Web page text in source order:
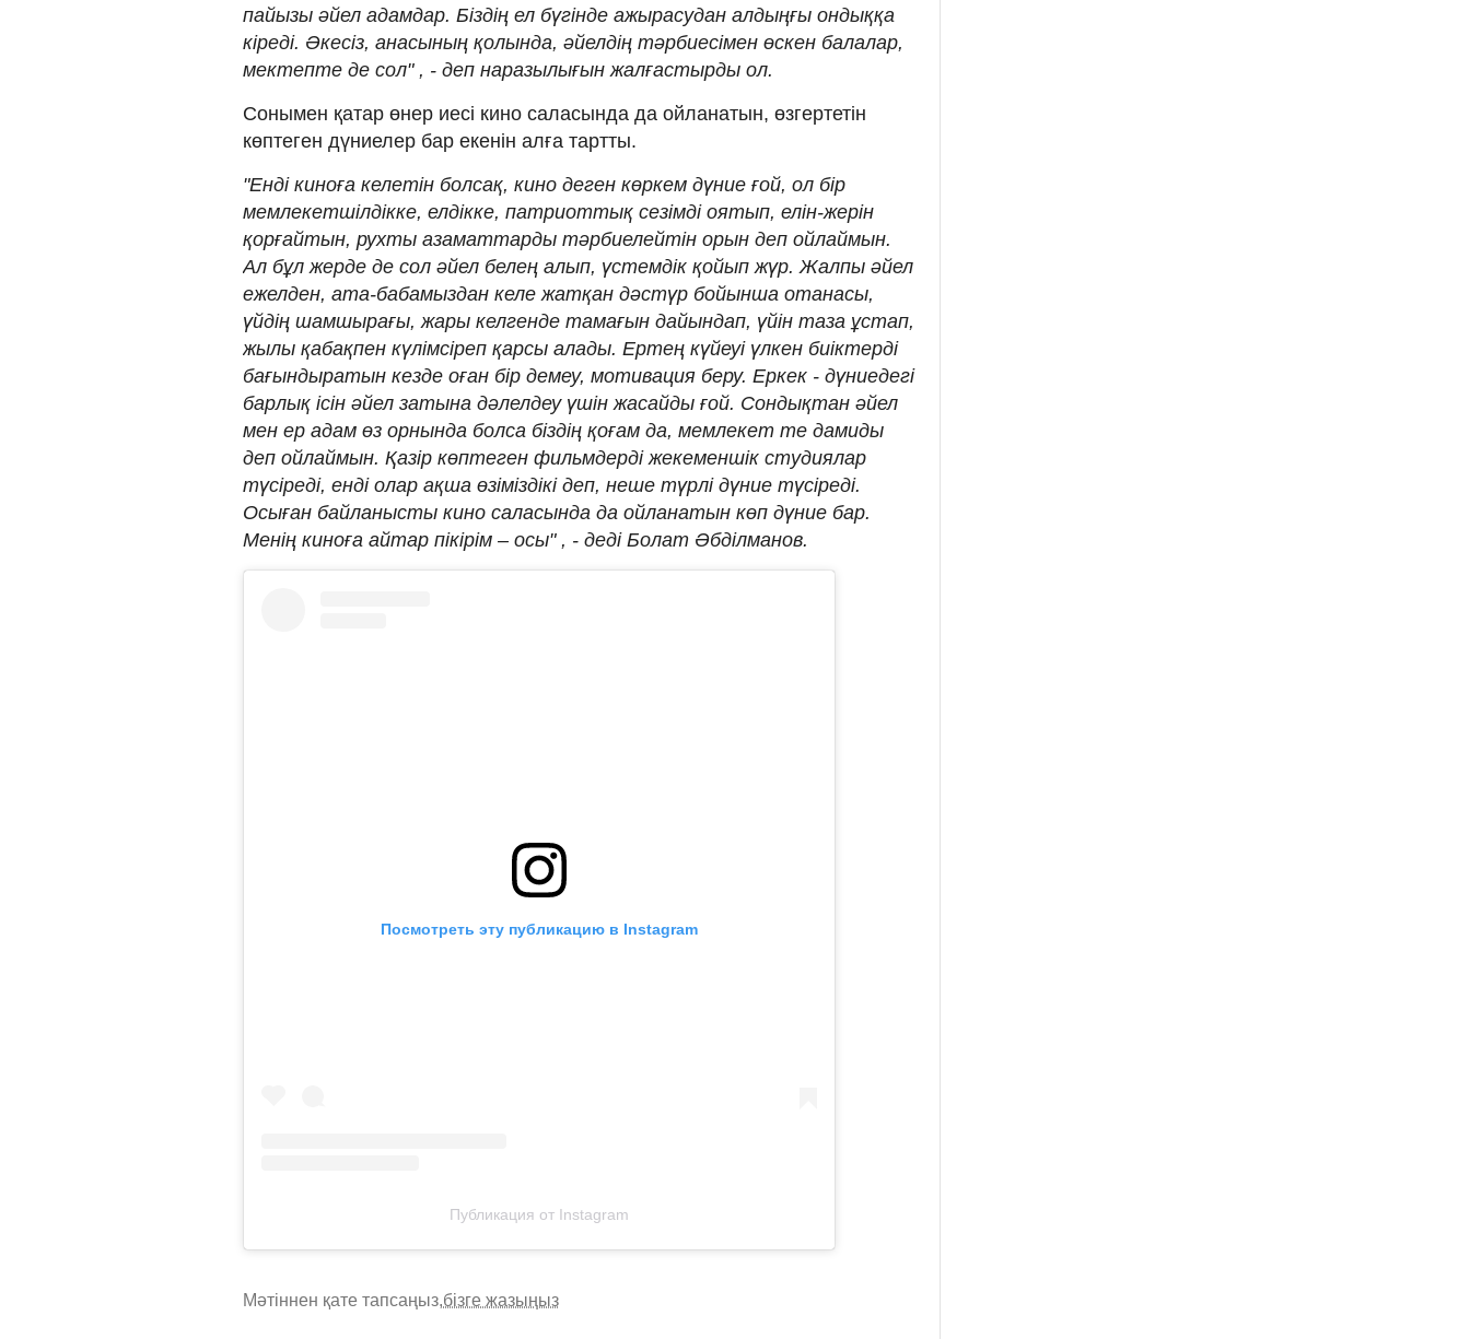
пайызы әйел адамдар. Біздің ел бүгінде ажырасудан алдыңғы ондыққа
кіреді. Әкесіз, анасының қолында, әйелдің тәрбиесімен өскен балалар,
мектепте де сол" , - деп наразылығын жалғастырды ол.
Сонымен қатар өнер иесі кино саласында да ойланатын, өзгертетін
көптеген дүниелер бар екенін алға тартты.
"Енді киноға келетін болсақ, кино деген көркем дүние ғой, ол бір
мемлекетшілдікке, елдікке, патриоттық сезімді оятып, елін-жерін
қорғайтын, рухты азаматтарды тәрбиелейтін орын деп ойлаймын.
Ал бұл жерде де сол әйел белең алып, үстемдік қойып жүр. Жалпы әйел
ежелден, ата-бабамыздан келе жатқан дәстүр бойынша отанасы,
үйдің шамшырағы, жары келгенде тамағын дайындап, үйін таза ұстап,
жылы қабақпен күлімсіреп қарсы алады. Ертең күйеуі үлкен биіктерді
бағындыратын кезде оған бір демеу, мотивация беру. Еркек - дүниедегі
барлық ісін әйел затына дәлелдеу үшін жасайды ғой. Сондықтан әйел
мен ер адам өз орнында болса біздің қоғам да, мемлекет те дамиды
деп ойлаймын. Қазір көптеген фильмдерді жекеменшік студиялар
түсіреді, енді олар ақша өзіміздікі деп, неше түрлі дүние түсіреді.
Осыған байланысты кино саласында да ойланатын көп дүние бар.
Менің киноға айтар пікірім – осы" , - деді Болат Әбділманов.
Посмотреть эту публикацию в Instagram
Публикация от Instagram
Мәтіннен қате тапсаңыз,бізге жазыңыз